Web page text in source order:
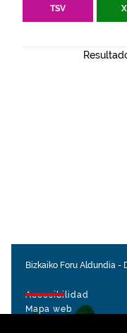
TSV
Bizkaiko Foru Aldundia -
Accesibilidad
Mapa web